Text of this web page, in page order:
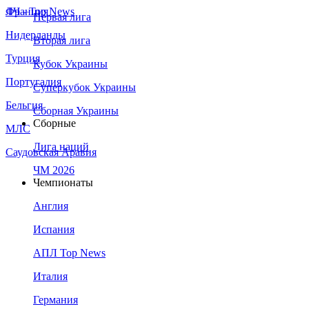
Франция
Нидерланды
Турция
Португалия
Бельгия
МЛС
Саудовская Аравия
ЛЧ - Top News
Первая лига
Вторая лига
Кубок Украины
Суперкубок Украины
Сборная Украины
Сборные
Лига наций
ЧМ 2026
Чемпионаты
Англия
Испания
АПЛ Top News
Италия
Германия